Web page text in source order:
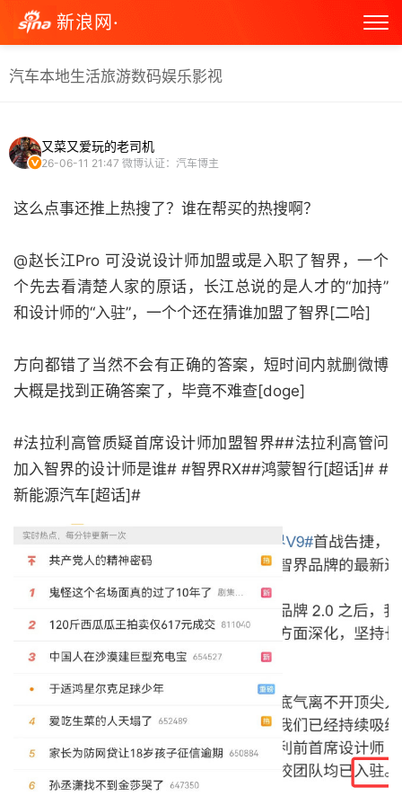
新浪网·
汽车本地生活旅游数码娱乐影视
又菜又爱玩的老司机
26-06-11 21:47 微博认证：汽车博主
这么点事还推上热搜了？谁在帮买的热搜啊？
@赵长江Pro 可没说设计师加盟或是入职了智界，一个
个先去看清楚人家的原话，长江总说的是人才的“加持”
和设计师的“入驻”，一个个还在猜谁加盟了智界[二哈]
方向都错了当然不会有正确的答案，短时间内就删微博
大概是找到正确答案了，毕竟不难查[doge]
#法拉利高管质疑首席设计师加盟智界##法拉利高管问
加入智界的设计师是谁# #智界RX##鸿蒙智行[超话]# ​​​​#
新能源汽车[超话]#